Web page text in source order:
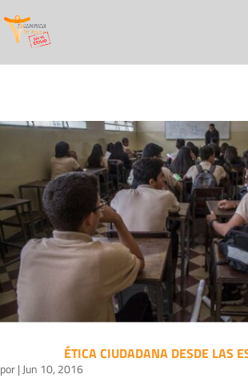
ÉTICA CIUDADANA DESDE LAS
por| Jun 10, 2016